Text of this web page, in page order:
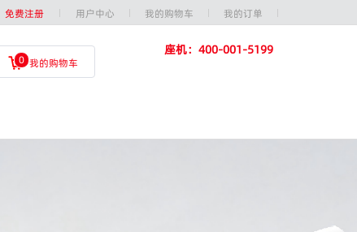
免费注册 用户中心 我的购物车 我的订单
0 我的购物车
座机：400-001-5199